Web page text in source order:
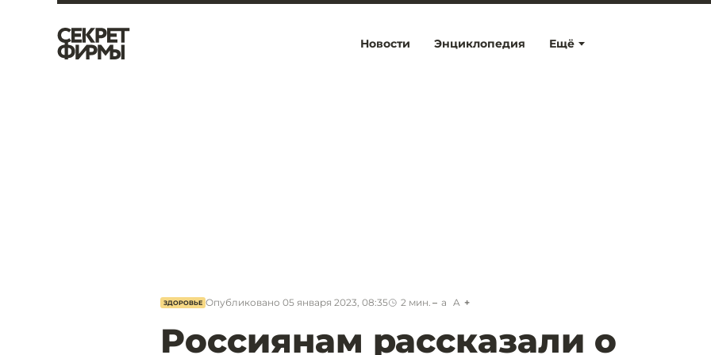
Ещё
Новости Энциклопедия
ЗДОРОВЬЕ Опубликовано 05 января 2023, 08:35 2 мин. a A
Россиянам рассказали о